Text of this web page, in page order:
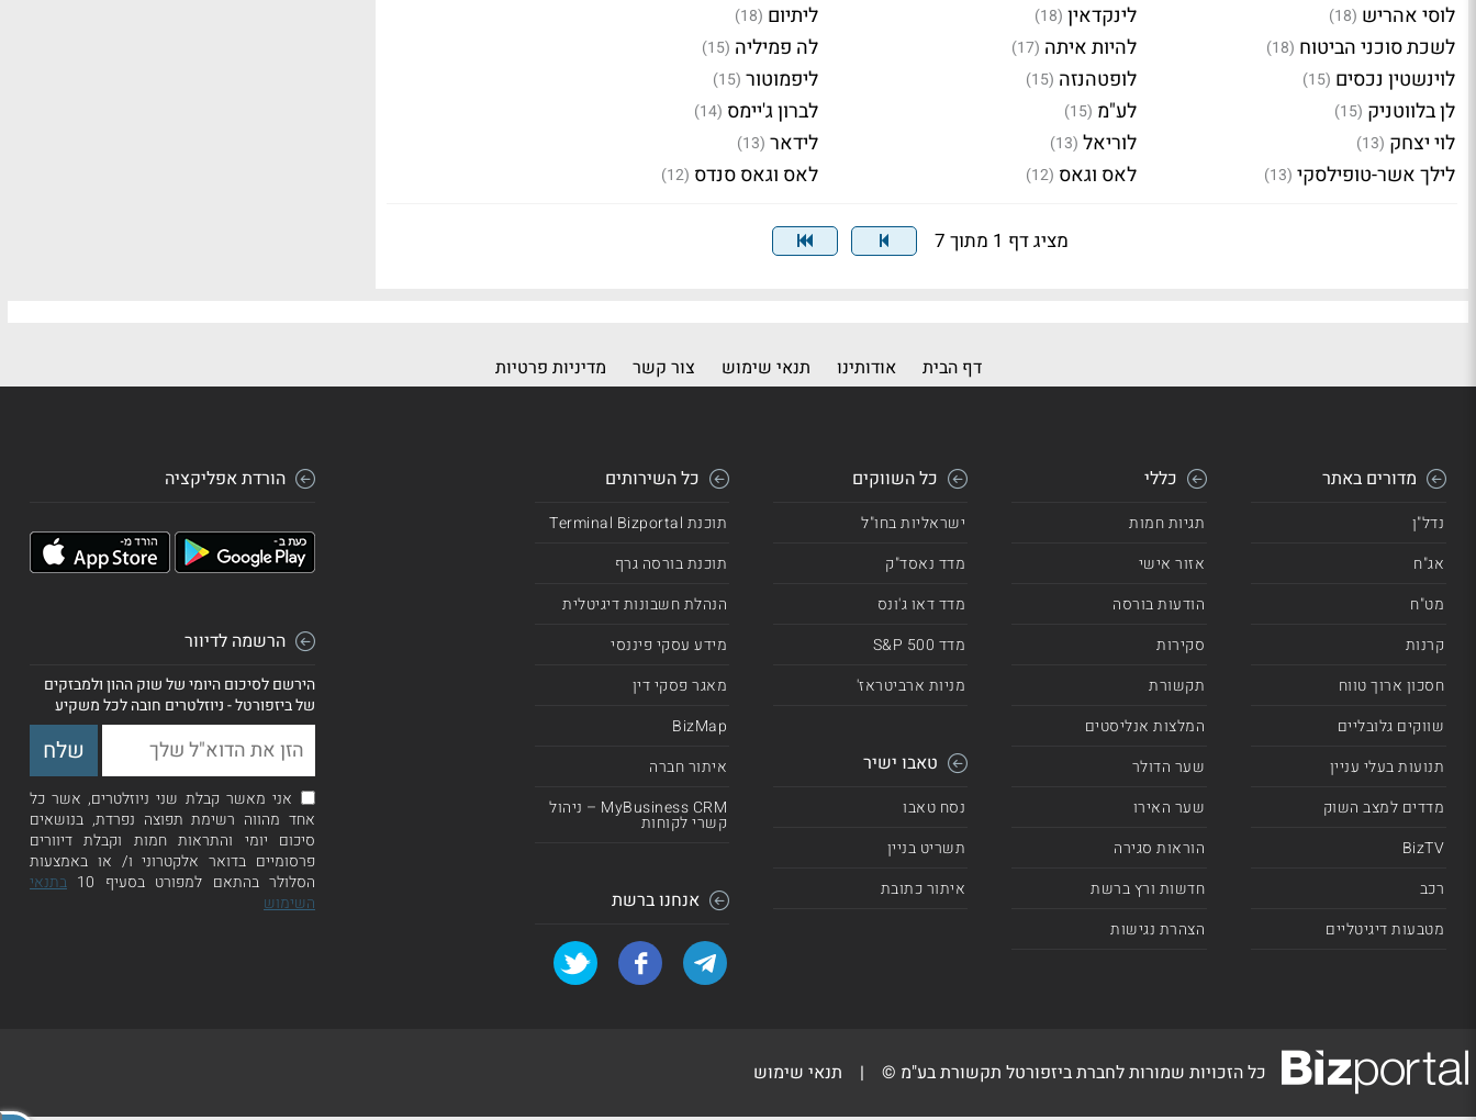
לוסי אהריש (18) לינקדאין (18) ליתיום (18)
לשכת סוכני הביטוח (18) להיות איתה (17) לה פמיליה (15)
לוינשטין נכסים (15) לופטהנזה (15) ליפמוטור (15)
לן בלווטניק (15) לע"מ (15) לברון ג'יימס (14)
לוי יצחק (13) לוריאל (13) לידאר (13)
לילך אשר-טופילסקי (13) לאס וגאס (12) לאס וגאס סנדס (12)
מציג דף 1 מתוך 7
דף הבית אודותינו תנאי שימוש צור קשר מדיניות פרטיות
מדורים באתר
נדל"ן
אג"ח
מט"ח
קרנות
חסכון ארוך טווח
שווקים גלובליים
תנועות בעלי עניין
מדדים למצב השוק
BizTV
רכב
מטבעות דיגיטליים
כללי
תגיות חמות
אזור אישי
הודעות בורסה
סקירות
תקשורת
המלצות אנליסטים
שער הדולר
שער האירו
הוראות סגירה
חדשות ורץ ברשת
הצהרת נגישות
כל השווקים
ישראליות בחו"ל
מדד נאסד"ק
מדד דאו ג'ונס
מדד 500 S&P
מניות ארביטראז'
טאבו ישיר
נסח טאבו
תשריט בניין
איתור כתובת
כל השירותים
תוכנת Terminal Bizportal
תוכנת בורסה גרף
הנהלת חשבונות דיגיטלית
מידע עסקי פיננסי
מאגר פסקי דין
BizMap
איתור חברה
MyBusiness CRM – ניהול
קשרי לקוחות
אנחנו ברשת
הורדת אפליקציה
הרשמה לדיוור
הירשם לסיכום היומי של שוק ההון ולמבזקים
של ביזפורטל - ניוזלטרים חובה לכל משקיע
אני מאשר קבלת שני ניוזלטרים, אשר כל
אחד מהווה רשימת תפוצה נפרדת, בנושאים
סיכום יומי והתראות חמות וקבלת דיוורים
פרסומיים בדואר אלקטרוני ו/ או באמצעות
הסלולר בהתאם למפורט בסעיף 10
בתנאי
השימוש
כל הזכויות שמורות לחברת ביזפורטל תקשורת בע"מ © | תנאי שימוש